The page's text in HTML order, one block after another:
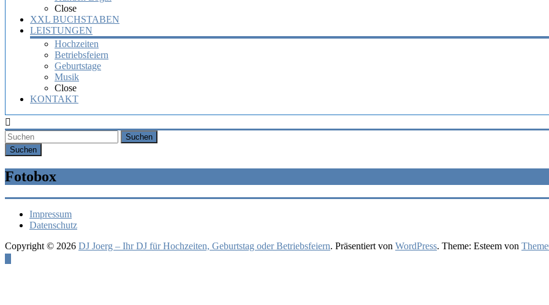
Close
XXL BUCHSTABEN
LEISTUNGEN
Hochzeiten
Betriebsfeiern
Geburtstage
Musik
Close
KONTAKT
Suchen
Fotobox
Impressum
Datenschutz
Copyright © 2026 DJ Joerg – Ihr DJ für Hochzeiten, Geburtstag oder Betriebsfeiern. Präsentiert von WordPress. Theme: Esteem von